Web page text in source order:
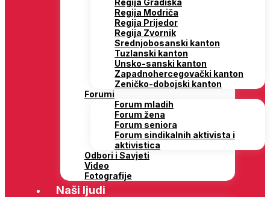
Regija Gradiška
Regija Modriča
Regija Prijedor
Regija Zvornik
Srednjobosanski kanton
Tuzlanski kanton
Unsko-sanski kanton
Zapadnohercegovački kanton
Zeničko-dobojski kanton
Forumi
Forum mladih
Forum žena
Forum seniora
Forum sindikalnih aktivista i
aktivistica
Odbori i Savjeti
Video
Fotografije
Naši ljudi